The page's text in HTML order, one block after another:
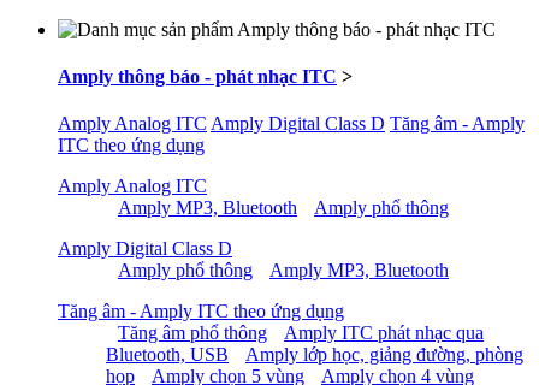
Amply thông báo - phát nhạc ITC >
Amply Analog ITC Amply Digital Class D Tăng âm - Amply
ITC theo ứng dụng
Amply Analog ITC
Amply MP3, Bluetooth
Amply phổ thông
Amply Digital Class D
Amply phổ thông
Amply MP3, Bluetooth
Tăng âm - Amply ITC theo ứng dụng
Tăng âm phổ thông
Amply ITC phát nhạc qua
Bluetooth, USB
Amply lớp học, giảng đường, phòng
họp
Amply chọn 5 vùng Amply chọn 4 vùng